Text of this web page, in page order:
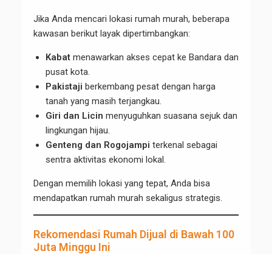
Jika Anda mencari lokasi rumah murah, beberapa
kawasan berikut layak dipertimbangkan:
Kabat menawarkan akses cepat ke Bandara dan
pusat kota.
Pakistaji berkembang pesat dengan harga
tanah yang masih terjangkau.
Giri dan Licin menyuguhkan suasana sejuk dan
lingkungan hijau.
Genteng dan Rogojampi terkenal sebagai
sentra aktivitas ekonomi lokal.
Dengan memilih lokasi yang tepat, Anda bisa
mendapatkan rumah murah sekaligus strategis.
Rekomendasi Rumah Dijual di Bawah 100
Juta Minggu Ini